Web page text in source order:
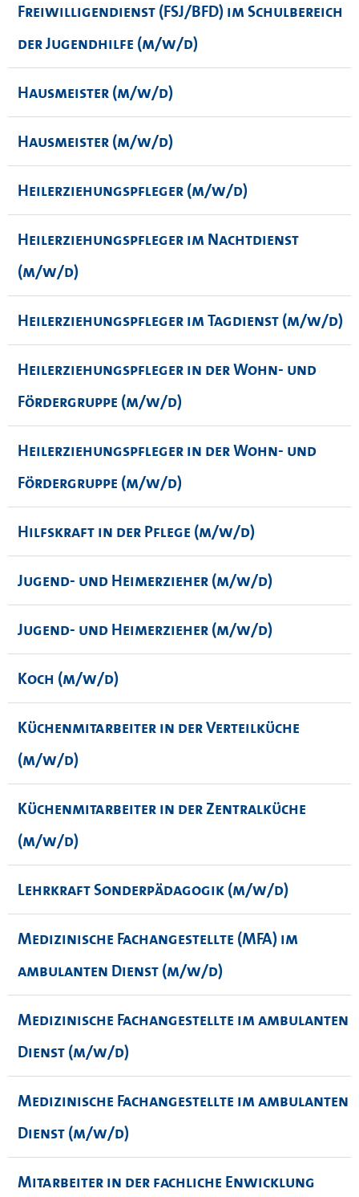
Freiwilligendienst (FSJ/BFD) im Schulbereich
der Jugendhilfe (m/w/d)
Hausmeister (m/w/d)
Hausmeister (m/w/d)
Heilerziehungspfleger (m/w/d)
Heilerziehungspfleger im Nachtdienst
(m/w/d)
Heilerziehungspfleger im Tagdienst (m/w/d)
Heilerziehungspfleger in der Wohn- und
Fördergruppe (m/w/d)
Heilerziehungspfleger in der Wohn- und
Fördergruppe (m/w/d)
Hilfskraft in der Pflege (m/w/d)
Jugend- und Heimerzieher (m/w/d)
Jugend- und Heimerzieher (m/w/d)
Koch (m/w/d)
Küchenmitarbeiter in der Verteilküche
(m/w/d)
Küchenmitarbeiter in der Zentralküche
(m/w/d)
Lehrkraft Sonderpädagogik (m/w/d)
Medizinische Fachangestellte (MFA) im
ambulanten Dienst (m/w/d)
Medizinische Fachangestellte im ambulanten
Dienst (m/w/d)
Medizinische Fachangestellte im ambulanten
Dienst (m/w/d)
Mitarbeiter in der fachliche Enwicklung